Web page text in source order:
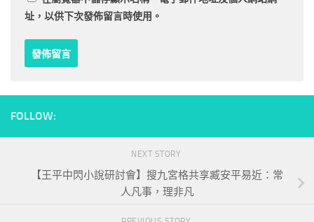
址，以供下次發佈留言時使用。
FOLLOW:
NEXT STORY
【王平中閃小說研討會】搜九宮格共享臧安平易近：常
人凡事，理非凡